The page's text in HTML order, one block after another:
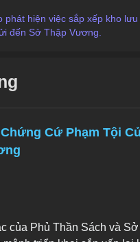
phát hiện việc sắp xếp kho
đến Sở Thập Vương.
Cứ Phạm Tội
của Phủ Thần Sách và